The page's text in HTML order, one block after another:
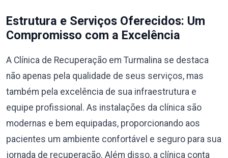
Estrutura e Serviços Oferecidos: Um
Compromisso com a Excelência
A Clínica de Recuperação em Turmalina se destaca
não apenas pela qualidade de seus serviços, mas
também pela excelência de sua infraestrutura e
equipe profissional. As instalações da clínica são
modernas e bem equipadas, proporcionando aos
pacientes um ambiente confortável e seguro para sua
jornada de recuperação. Além disso, a clínica conta